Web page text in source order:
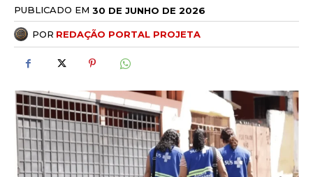
PUBLICADO EM 30 DE JUNHO DE 2026
POR REDAÇÃO PORTAL PROJETA